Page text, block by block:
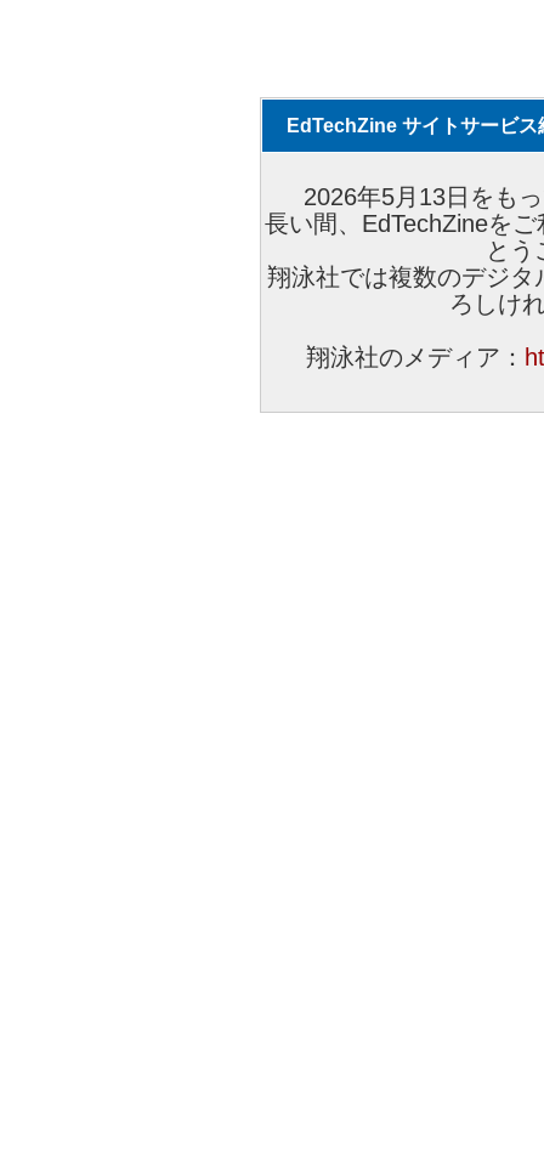
EdTechZine サイトサービス
2026年5月13日をも
長い間、EdTechZineを
とう
翔泳社では複数のデジ
ろしけ
翔泳社のメディア：